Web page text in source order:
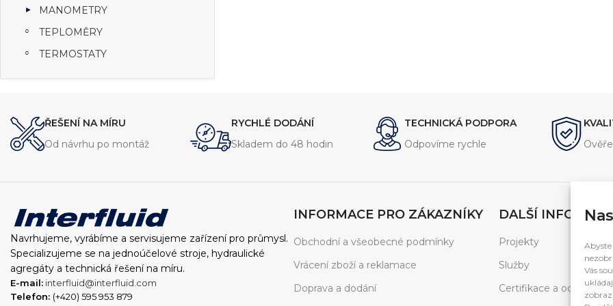
Vás
MANOMETRY
TEPLOMĚRY
TERMOSTATY
ŘEŠENÍ NA MÍRU
Od návrhu po montáž
RYCHLÉ DODÁNÍ
Skladem do 48 hodin
TECHNICKÁ PODPORA
Odpovíme rychle
Navrhujeme, vyrábíme a servisujeme zařízení pro průmysl.
Specializujeme se na jednoúčelové stroje, hydraulické
agregáty a technická řešení na míru.
E-mail: interfluid@interfluid.com
Telefon: (+420) 595 953 879
INFORMACE PRO ZÁKAZNÍKY
Obchodní a všeobecné podmínky
Vrácení zboží a reklamace
Doprava a dodání
DALŠÍ
Projekty
Služby
Certifikace a ocenění